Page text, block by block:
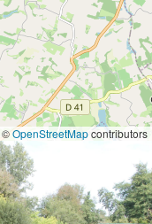
©OpenStreetMapcontributors